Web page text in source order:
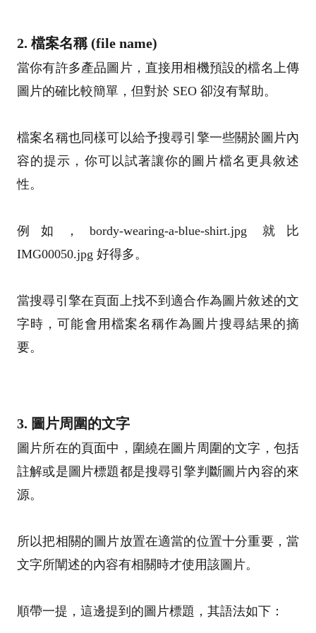
2. 檔案名稱 (file name)
當你有許多產品圖片，直接用相機預設的檔名上傳
圖片的確比較簡單，但對於 SEO 卻沒有幫助。
檔案名稱也同樣可以給予搜尋引擎一些關於圖片內
容的提示，你可以試著讓你的圖片檔名更具敘述
性。
例如，bordy-wearing-a-blue-shirt.jpg 就比
IMG00050.jpg 好得多。
當搜尋引擎在頁面上找不到適合作為圖片敘述的文
字時，可能會用檔案名稱作為圖片搜尋結果的摘
要。
3. 圖片周圍的文字
圖片所在的頁面中，圍繞在圖片周圍的文字，包括
註解或是圖片標題都是搜尋引擎判斷圖片內容的來
源。
所以把相關的圖片放置在適當的位置十分重要，當
文字所闡述的內容有相關時才使用該圖片。
順帶一提，這邊提到的圖片標題，其語法如下：